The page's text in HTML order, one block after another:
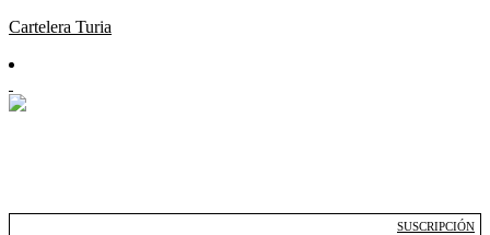
Cartelera Turia
SUSCRIPCIÓN